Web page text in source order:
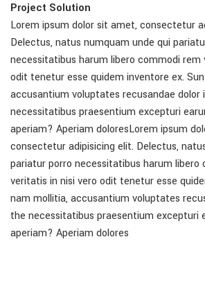
Project Solution
Lorem ipsum dolor sit amet, consectetur
Delectus, natus numquam unde qui
necessitatibus harum libero commodi rem
odit tenetur esse quidem inventore ex.
accusantium voluptates recusandae dolor
necessitatibus praesentium excepturi
aperiam? Aperiam doloresLorem ipsum
consectetur adipisicing elit. Delectus,
pariatur porro necessitatibus harum libero
veritatis in nisi vero odit tenetur esse
nam mollitia, accusantium voluptates
the necessitatibus praesentium excepturi
aperiam? Aperiam dolores